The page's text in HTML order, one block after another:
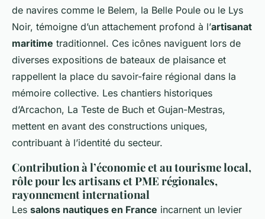
de navires comme le Belem, la Belle Poule ou le Lys
Noir, témoigne d’un attachement profond à l’artisanat
maritime traditionnel. Ces icônes naviguent lors de
diverses expositions de bateaux de plaisance et
rappellent la place du savoir-faire régional dans la
mémoire collective. Les chantiers historiques
d’Arcachon, La Teste de Buch et Gujan-Mestras,
mettent en avant des constructions uniques,
contribuant à l’identité du secteur.
Contribution à l’économie et au tourisme local,
rôle pour les artisans et PME régionales,
rayonnement international
Les salons nautiques en France incarnent un levier